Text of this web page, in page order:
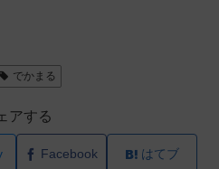
でかまる
アする
Facebook はてブ